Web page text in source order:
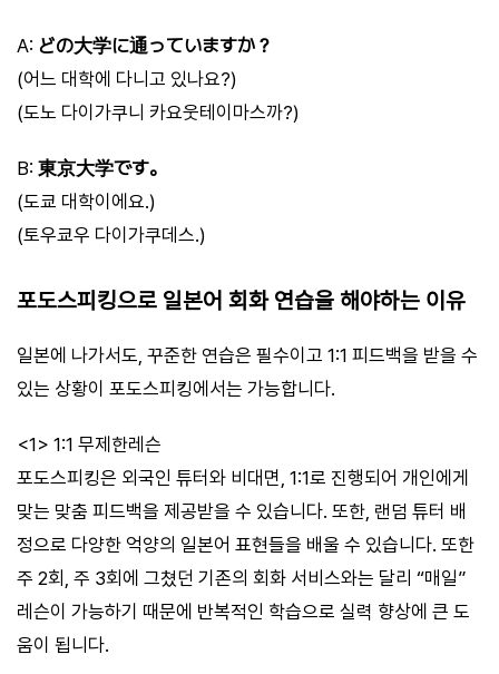
A: どの大学に通っていますか？
(어느 대학에 다니고 있나요?)
(도노 다이가쿠니 카요웃테이마스까?)
B: 東京大学です。
(도쿄 대학이에요.)
(토우쿄우 다이가쿠데스.)
포도스피킹으로 일본어 회화 연습을 해야하는 이유
일본에 나가서도, 꾸준한 연습은 필수이고 1:1 피드백을 받을 수
있는 상황이 포도스피킹에서는 가능합니다.
<1> 1:1 무제한레슨
포도스피킹은 외국인 튜터와 비대면, 1:1로 진행되어 개인에게
맞는 맞춤 피드백을 제공받을 수 있습니다. 또한, 랜덤 튜터 배
정으로 다양한 억양의 일본어 표현들을 배울 수 있습니다. 또한
주 2회, 주 3회에 그쳤던 기존의 회화 서비스와는 달리 “매일”
레슨이 가능하기 때문에 반복적인 학습으로 실력 향상에 큰 도
움이 됩니다.